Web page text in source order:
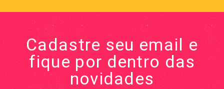
Cadastre seu email e
fique por dentro das
novidades